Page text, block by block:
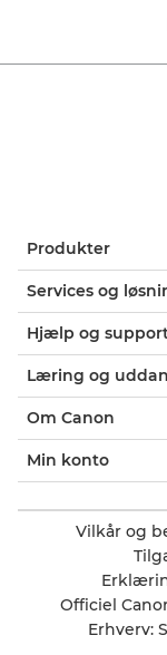
Produkter
Services og
Hjælp og
Læring og
Om Canon
Min konto
Vilkår og
Officiel
Erhverv: